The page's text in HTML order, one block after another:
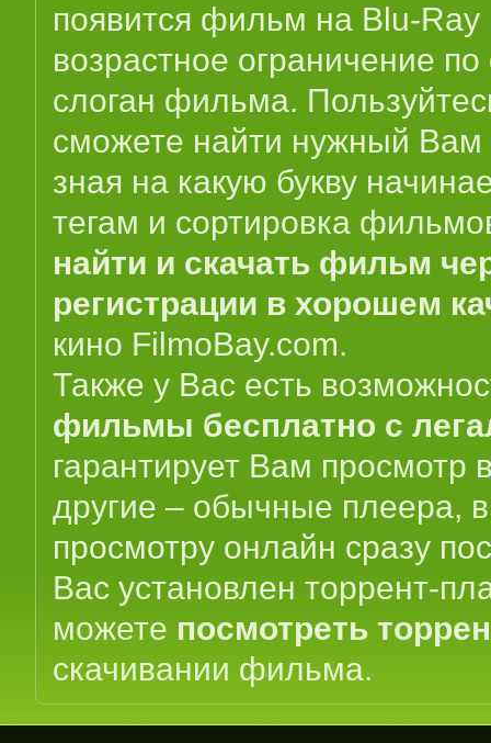
появится фильм на Blu-Ray
возрастное ограничение
слоган фильма.
сможете найти нужный Вам
зная на какую букву
тегам и сортировка
найти и скачать фильм
регистрации в хорошем
кино FilmoBay.com.
Также у Вас есть
фильмы бесплатно с
гарантирует Вам просмотр
другие – обычные плеера,
просмотру онлайн сразу
Вас установлен торрент-
можете посмотреть
скачивании фильма.